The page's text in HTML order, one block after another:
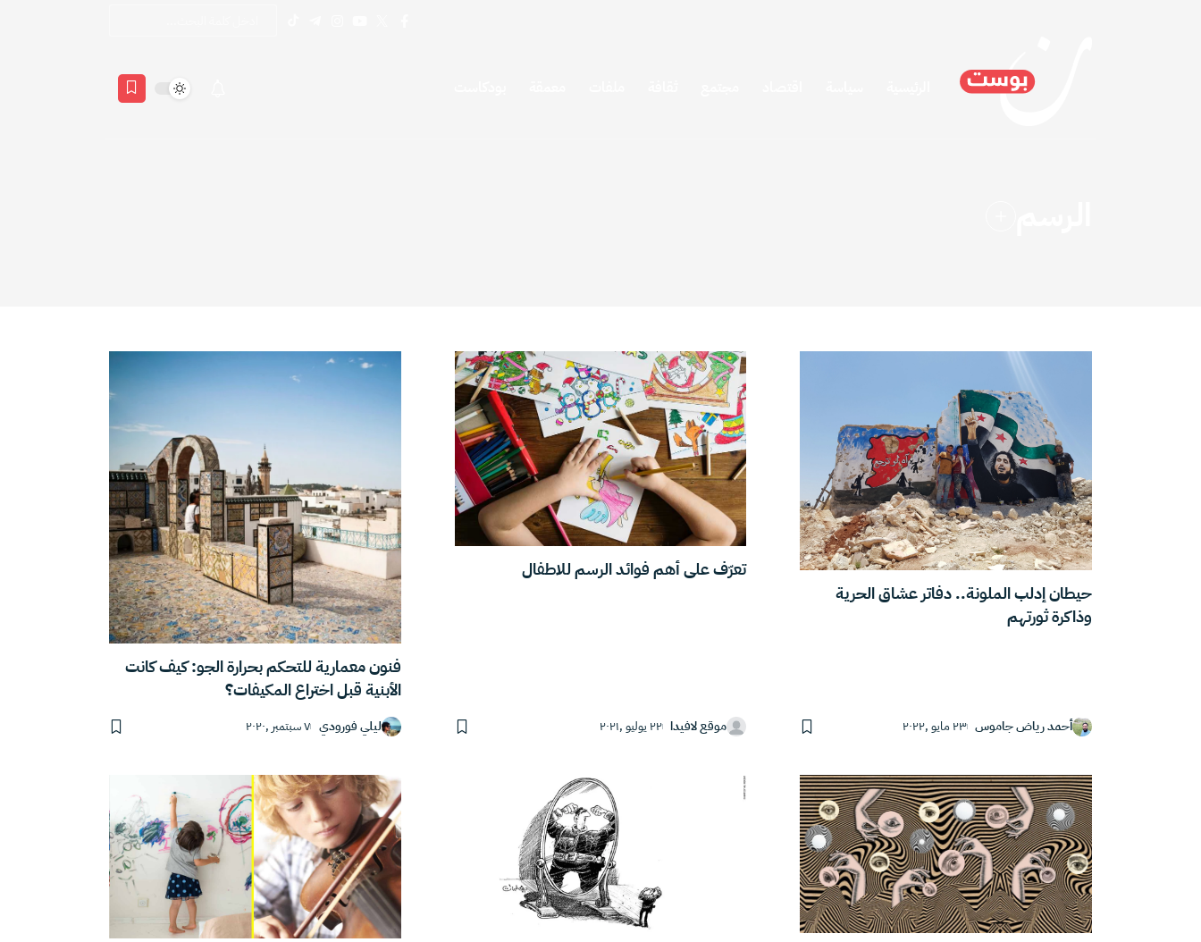
حيطان إدلب الملونة.. دفاتر عشاق الحرية
وذاكرة ثورتهم
أحمد رياض جاموس ٢٣ مايو ,٢٠٢٢
تعرّف على أهم فوائد الرسم للاطفال
موقع لافيدا ٢٢ يوليو ,٢٠٢١
فنون معمارية للتحكم بحرارة الجو: كيف كانت
الأبنية قبل اختراع المكيفات؟
ليلي فورودي ٧ سبتمبر ,٢٠٢٠